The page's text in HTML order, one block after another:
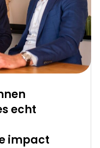
echt
impact